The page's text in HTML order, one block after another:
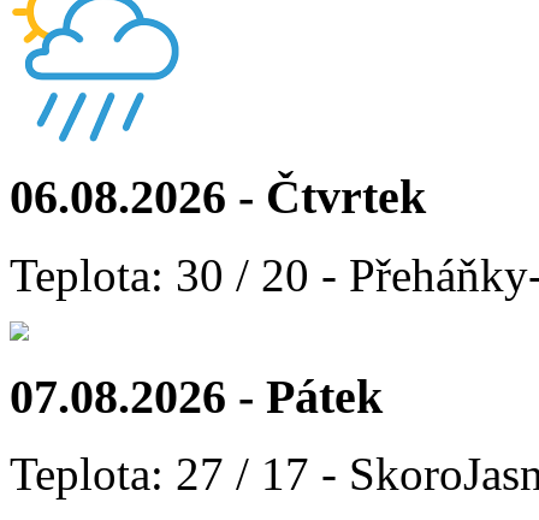
06.08.2026 - Čtvrtek
Teplota: 30 / 20 -
07.08.2026 - Pátek
Teplota: 27 / 17 -